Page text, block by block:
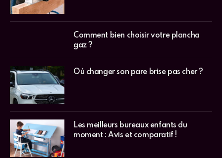
Comment bien choisir votre plancha
gaz ?
Où changer son pare brise pas cher ?
Les meilleurs bureaux enfants du
moment : Avis et comparatif !